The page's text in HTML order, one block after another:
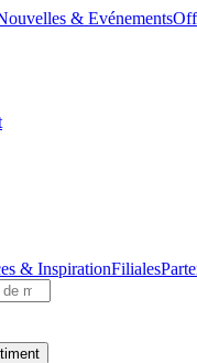
& Evénements
& InspirationFiliales